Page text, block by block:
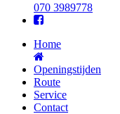
070 3989778
Home
Openingstijden
Route
Service
Contact